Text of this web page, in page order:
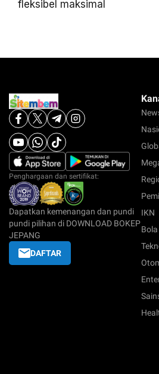
fleksibel maksimal
Penghargaan dan sertifikat:
Dapatkan kemenangan dan pundi
pundi pilihan di DOWNLOAD BOKEP
JEPANG
DAFTAR
IKN
Bola